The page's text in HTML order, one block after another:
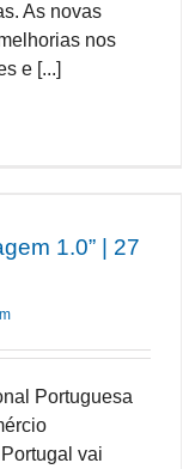
As novas
nos
e [...]
1.0” | 27
Portuguesa
vai